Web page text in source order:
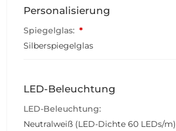
Personalisierung
Spiegelglas: *
Silberspiegelglas
LED-Beleuchtung
LED-Beleuchtung:
Neutralweiß (LED-Dichte 60 LEDs/m)